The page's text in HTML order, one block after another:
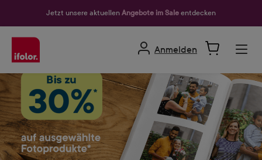
Jetzt unsere aktuellen Angebote im Sale entdecken
Anmelden